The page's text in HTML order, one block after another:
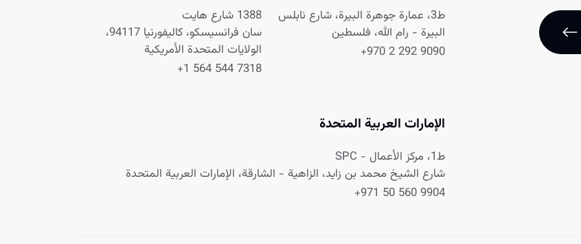
ط3، عمارة جوهرة البيرة، شارع نابلس
البيرة - رام الله، فلسطين
+970 2 292 9090
1388 شارع هايت
سان فرانسيسكو، كاليفورنيا 94117،
الولايات المتحدة الأمريكية
+1 564 544 7318
الإمارات العربية المتحدة
ط1، مركز الأعمال - SPC
شارع الشيخ محمد بن زايد، الزاهية - الشارقة، الإمارات العربية المتحدة
+971 50 560 9904